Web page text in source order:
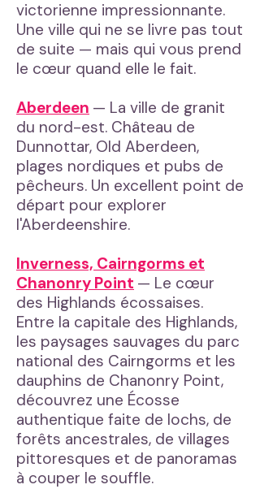
victorienne impressionnante.
Une ville qui ne se livre pas tout
de suite — mais qui vous prend
le cœur quand elle le fait.
Aberdeen — La ville de granit
du nord-est. Château de
Dunnottar, Old Aberdeen,
plages nordiques et pubs de
pêcheurs. Un excellent point de
départ pour explorer
l'Aberdeenshire.
Inverness, Cairngorms et
Chanonry Point — Le cœur
des Highlands écossaises.
Entre la capitale des Highlands,
les paysages sauvages du parc
national des Cairngorms et les
dauphins de Chanonry Point,
découvrez une Écosse
authentique faite de lochs, de
forêts ancestrales, de villages
pittoresques et de panoramas
à couper le souffle.